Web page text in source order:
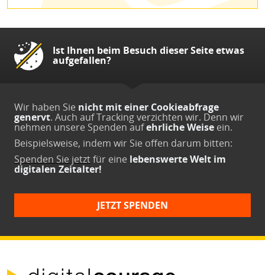
Ist Ihnen beim Besuch dieser Seite etwas
aufgefallen?
Wir haben Sie nicht mit einer Cookieabfrage
genervt. Auch auf Tracking verzichten wir. Denn wir
nehmen unsere Spenden aufehrliche Weise ein.
Beispielsweise, indem wir Sie offen darum bitten:
Spenden Sie jetztfür eine lebenswerte Welt im
digitalen Zeitalter!
JETZT SPENDEN